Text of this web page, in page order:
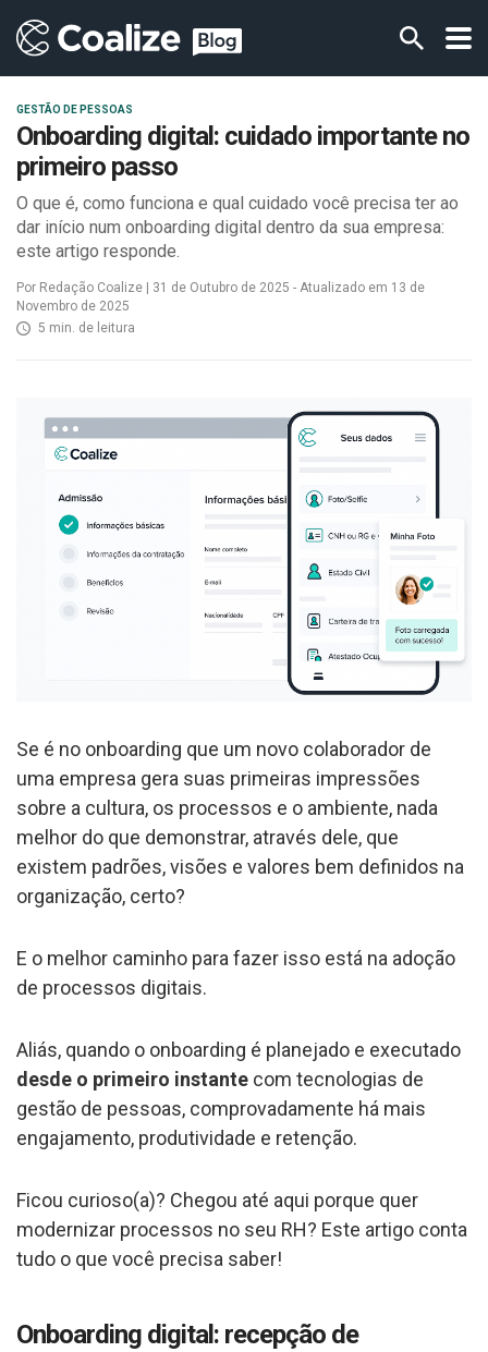
GESTÃO DE PESSOAS
Onboarding digital: cuidado importante no
primeiro passo
O que é, como funciona e qual cuidado você precisa ter ao
dar início num onboarding digital dentro da sua empresa:
este artigo responde.
Por Redação Coalize | 31 de Outubro de 2025 - Atualizado em 13 de
Novembro de 2025
5 min. de leitura
Se é no onboarding que um novo colaborador de
uma empresa gera suas primeiras impressões
sobre a cultura, os processos e o ambiente, nada
melhor do que demonstrar, através dele, que
existem padrões, visões e valores bem definidos na
organização, certo?
E o melhor caminho para fazer isso está na adoção
de processos digitais.
Aliás, quando o onboarding é planejado e executado
desde o primeiro instante com tecnologias de
gestão de pessoas, comprovadamente há mais
engajamento, produtividade e retenção.
Ficou curioso(a)? Chegou até aqui porque quer
modernizar processos no seu RH? Este artigo conta
tudo o que você precisa saber!
Onboarding digital: recepção de